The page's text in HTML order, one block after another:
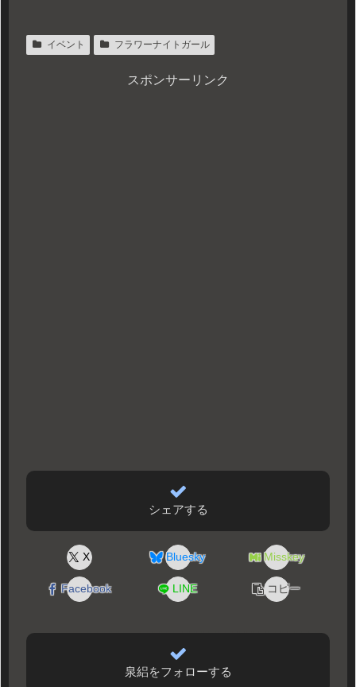
イベント フラワーナイトガール
スポンサーリンク
シェアする
X Bluesky Misskey
Facebook LINE コピー
泉絽をフォローする